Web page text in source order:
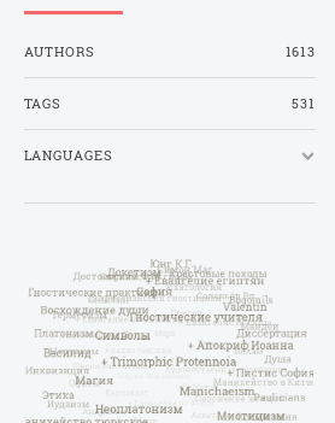
AUTHORS 1613
TAGS 531
LANGUAGES